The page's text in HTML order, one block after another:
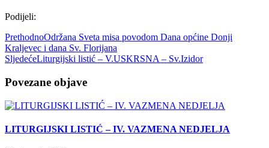
Podijeli:
PrethodnoOdržana Sveta misa povodom Dana općine Donji
Kraljevec i dana Sv. Florijana
SljedećeLiturgijski listić – V.USKRSNA – Sv.Izidor
Povezane objave
LITURGIJSKI LISTIĆ – IV. VAZMENA NEDJELJA